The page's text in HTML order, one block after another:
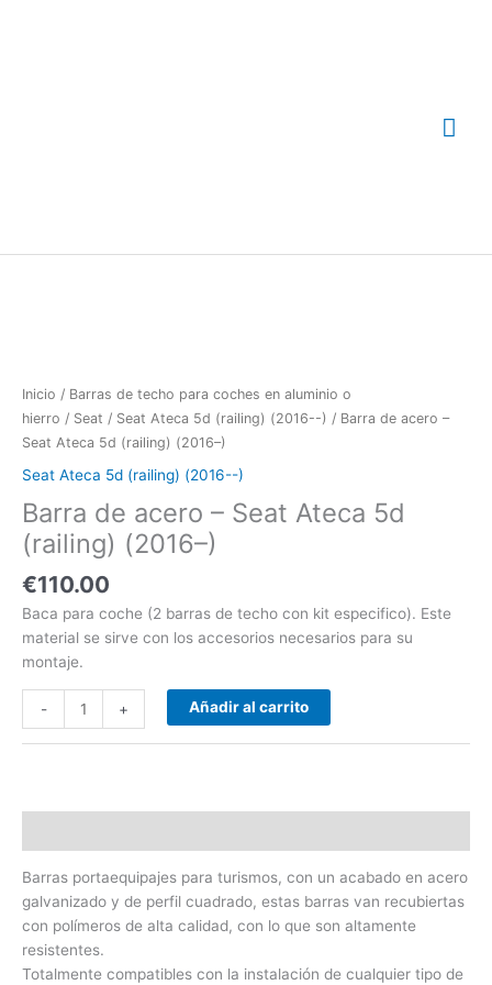
Inicio / Barras de techo para coches en aluminio o
hierro / Seat / Seat Ateca 5d (railing) (2016--) / Barra de acero –
Seat Ateca 5d (railing) (2016–)
Seat Ateca 5d (railing) (2016--)
Barra de acero – Seat Ateca 5d
(railing) (2016–)
€110.00
Baca para coche (2 barras de techo con kit especifico). Este
material se sirve con los accesorios necesarios para su
montaje.
-
Ateca
5d
(railing)
-)
cantidad
+ Añadir al carrito
Barras portaequipajes para turismos, con un acabado en acero
galvanizado y de perfil cuadrado, estas barras van recubiertas
con polímeros de alta calidad, con lo que son altamente
resistentes.
Totalmente compatibles con la instalación de cualquier tipo de